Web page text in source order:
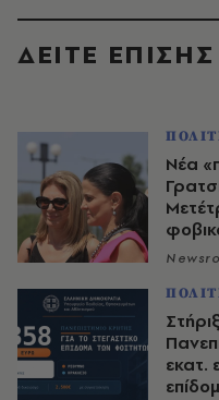
ΔΕΙΤΕ ΕΠΙΣΗΣ
Νέα
εκατ.